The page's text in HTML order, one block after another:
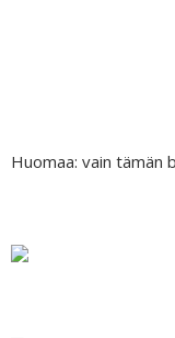
Huomaa: vain tämän